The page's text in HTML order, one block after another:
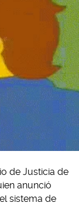
de Justicia de
anunció
sistema de